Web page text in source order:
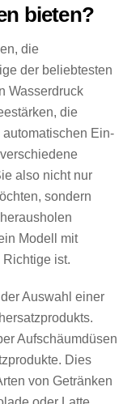
bieten?
die
der beliebtesten
Wasserdruck
die
Ein-
also nicht nur
sondern
Modell mit
ist.
Auswahl einer
Aufschäumdüsen
Dies
von Getränken